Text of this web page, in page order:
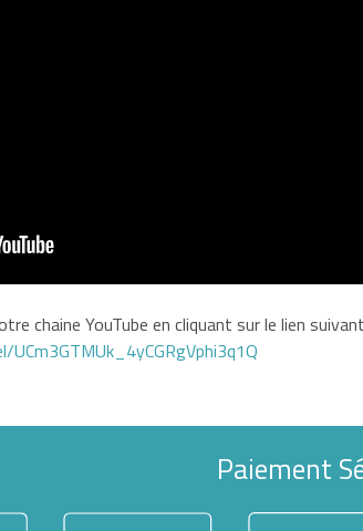
chaine YouTube en cliquant sur le lien
Paiement